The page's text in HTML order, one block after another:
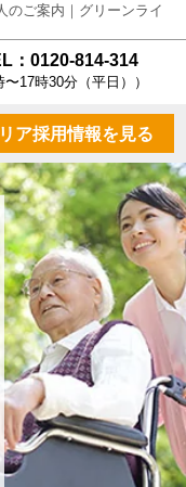
のご案内｜グリーンライ
：0120-814-314
〜17時30分（平日））
ア採用情報を見る